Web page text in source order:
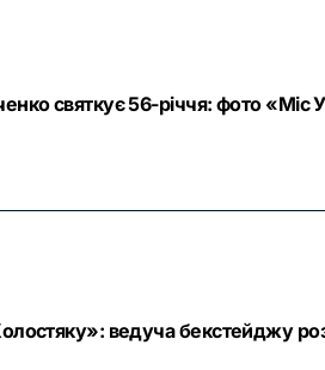
святкує 56-річчя: фото «Міс
ведуча бекстейджу